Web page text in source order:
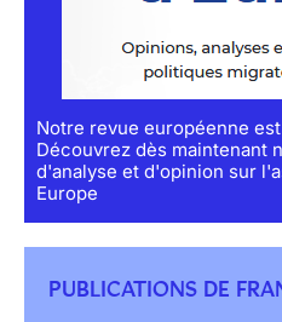
Notre revue européenne
Découvrez dès maintenant
d'analyse et d'opinion sur
Europe
PUBLICATIONS DE